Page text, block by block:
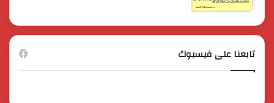
تابعنا على فيسبوك